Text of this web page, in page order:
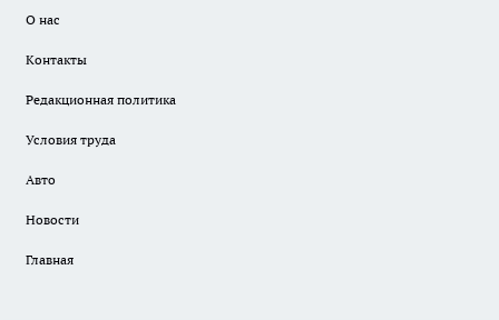
О нас
Контакты
Редакционная политика
Условия труда
Авто
Новости
Главная